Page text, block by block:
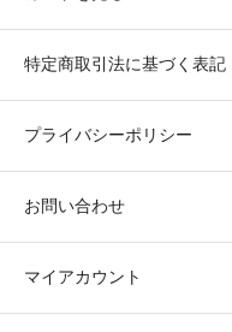
特定商取引法に基づく表記
プライバシーポリシー
お問い合わせ
マイアカウント